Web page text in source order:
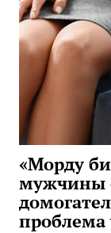
«Морду
мужчины
проблема